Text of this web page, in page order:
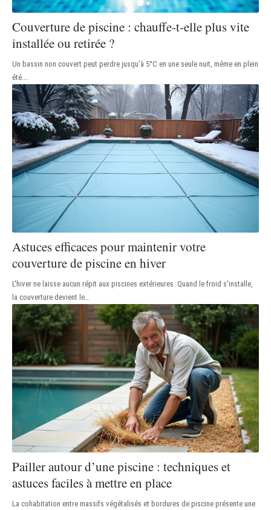
Couverture de piscine : chauffe-t-elle plus vite
installée ou retirée ?
Un bassin non couvert peut perdre jusqu’à 5°C en une seule nuit, même en plein
été.
Astuces efficaces pour maintenir votre
couverture de piscine en hiver
L'hiver ne laisse aucun répit aux piscines extérieures. Quand le froid s'installe,
la couverture devient le
Pailler autour d’une piscine : techniques et
astuces faciles à mettre en place
La cohabitation entre massifs végétalisés et bordures de piscine présente une